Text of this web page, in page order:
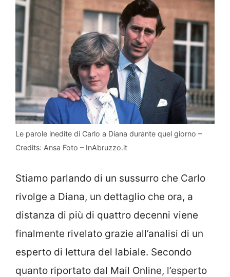
Le parole inedite di Carlo a Diana durante quel giorno –
Credits: Ansa Foto – InAbruzzo.it
Stiamo parlando di un sussurro che Carlo
rivolge a Diana, un dettaglio che ora, a
distanza di più di quattro decenni viene
finalmente rivelato grazie all’analisi di un
esperto di lettura del labiale. Secondo
quanto riportato dal Mail Online, l’esperto